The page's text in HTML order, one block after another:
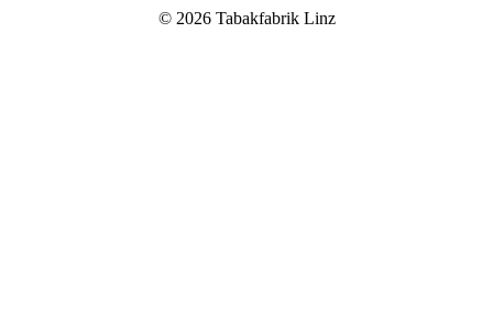
© 2026 Tabakfabrik Linz